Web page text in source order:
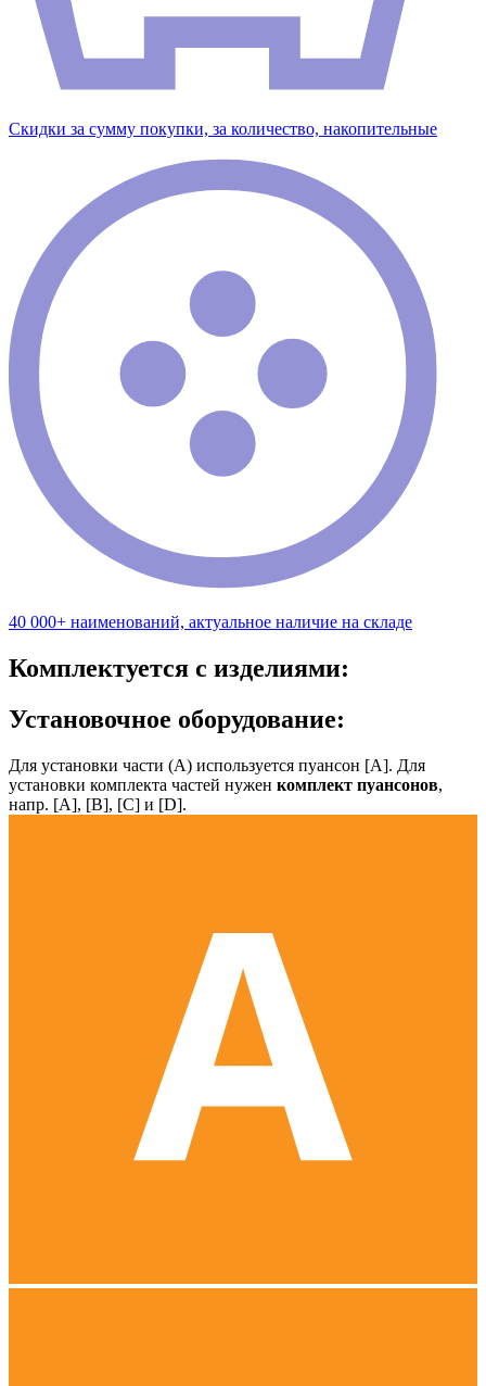
Скидки за сумму покупки, за количество, накопительные
40 000+ наименований, актуальное наличие на складе
Комплектуется с изделиями:
Установочное оборудование:
Для установки части (А) используется пуансон [А]. Для
установки комплекта частей нужен комплект пуансонов,
напр. [А], [B], [С] и [D].